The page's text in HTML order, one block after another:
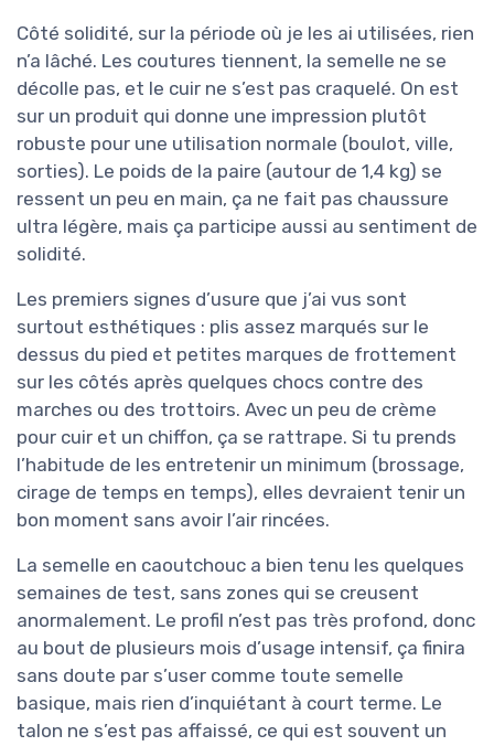
Côté solidité, sur la période où je les ai utilisées, rien
n’a lâché. Les coutures tiennent, la semelle ne se
décolle pas, et le cuir ne s’est pas craquelé. On est
sur un produit qui donne une impression plutôt
robuste pour une utilisation normale (boulot, ville,
sorties). Le poids de la paire (autour de 1,4 kg) se
ressent un peu en main, ça ne fait pas chaussure
ultra légère, mais ça participe aussi au sentiment de
solidité.
Les premiers signes d’usure que j’ai vus sont
surtout esthétiques : plis assez marqués sur le
dessus du pied et petites marques de frottement
sur les côtés après quelques chocs contre des
marches ou des trottoirs. Avec un peu de crème
pour cuir et un chiffon, ça se rattrape. Si tu prends
l’habitude de les entretenir un minimum (brossage,
cirage de temps en temps), elles devraient tenir un
bon moment sans avoir l’air rincées.
La semelle en caoutchouc a bien tenu les quelques
semaines de test, sans zones qui se creusent
anormalement. Le profil n’est pas très profond, donc
au bout de plusieurs mois d’usage intensif, ça finira
sans doute par s’user comme toute semelle
basique, mais rien d’inquiétant à court terme. Le
talon ne s’est pas affaissé, ce qui est souvent un